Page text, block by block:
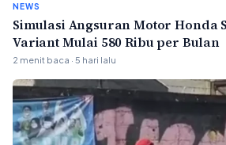
NEWS
Simulasi Angsuran Motor Honda
Variant Mulai 580 Ribu per Bulan
2 menit baca · 5 hari lalu